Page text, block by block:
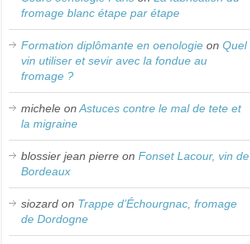
fromage blanc étape par étape
Formation diplômante en oenologie onQuel
vin utiliser et sevir avec la fondue au
fromage ?
michele onAstuces contre le mal de tete et
la migraine
blossier jean pierre onFonset Lacour, vin de
Bordeaux
siozard on Trappe d’Échourgnac, fromage
de Dordogne